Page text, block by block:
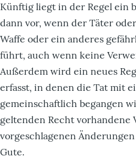
Künftig liegt in der Regel ein
dann vor, wenn der Täter
Waffe oder ein anderes
führt, auch wenn keine
Außerdem wird ein neues
erfasst, in denen die Tat mit
gemeinschaftlich begangen
geltenden Recht vorhandene
vorgeschlagenen
Gute.